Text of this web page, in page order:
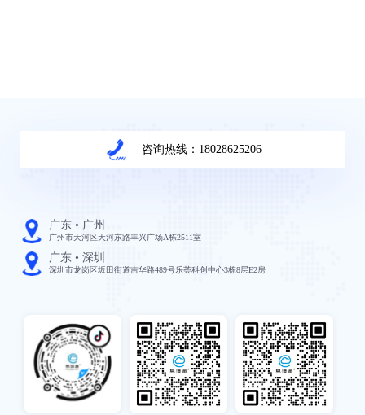
咨询热线：18028625206
广东 • 广州
广州市天河区天河东路丰兴广场A栋2511室
广东 • 深圳
深圳市龙岗区坂田街道吉华路489号乐荟科创中心3栋8层E2房